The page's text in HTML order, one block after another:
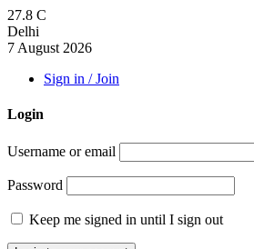
27.8 C
Delhi
7 August 2026
Sign in / Join
Login
Username or email
Password
Keep me signed in until I sign out